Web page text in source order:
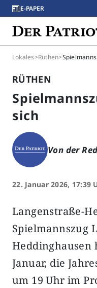
E-PAPER
Lokales>Rüthen>
RÜTHEN
sich
Von der
22. Januar 2026, 17:39
Langenstraße-
Spielmannszug
Heddinghausen
Januar, die
um 19 Uhr im